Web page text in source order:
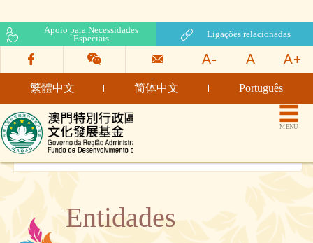
Apoio para Necessidades
Especiais
Ligações relacionadas
繁體中文 简体中文 Português
Fundo de Desenvolvimento
da Cultura
MENU
Entidades